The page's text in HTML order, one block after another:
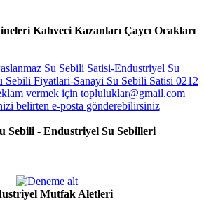
Kahveci Kazanları Çaycı Ocakları
Sebili - Endustriyel Su Sebilleri
Mutfak Aletleri